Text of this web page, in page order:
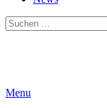
Suchen
nach:
Menu